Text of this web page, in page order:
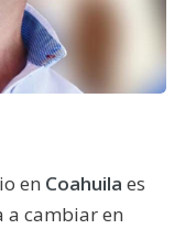
en Coahuila es
a cambiar en